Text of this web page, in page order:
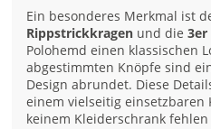
Ein besonderes Merkmal ist
Rippstrickkragen und die
Polohemd einen klassischen
abgestimmten Knöpfe sind
Design abrundet. Diese
einem vielseitig einsetzbaren
keinem Kleiderschrank